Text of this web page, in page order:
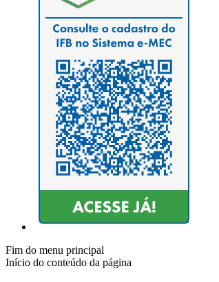
Fim do menu principal
Início do conteúdo da página